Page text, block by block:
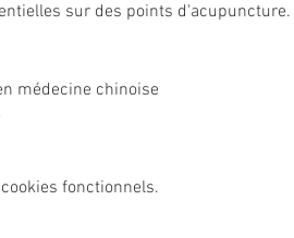
sur des points d'acupuncture.
médecine chinoise
fonctionnels.